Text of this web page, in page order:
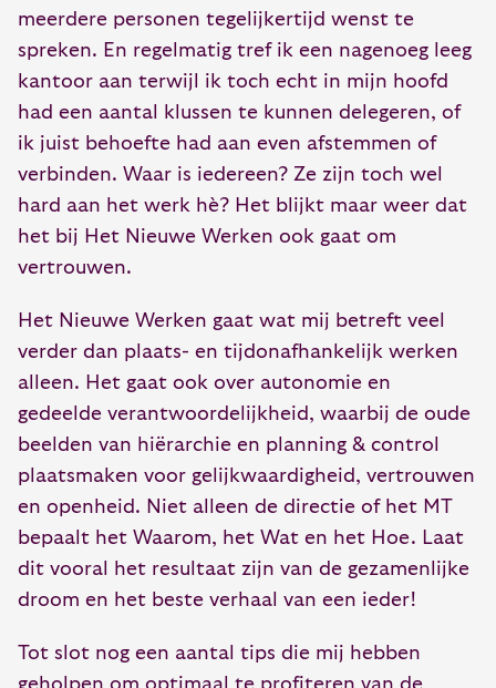
meerdere personen tegelijkertijd wenst te
spreken. En regelmatig tref ik een nagenoeg leeg
kantoor aan terwijl ik toch echt in mijn hoofd
had een aantal klussen te kunnen delegeren, of
ik juist behoefte had aan even afstemmen of
verbinden. Waar is iedereen? Ze zijn toch wel
hard aan het werk hè? Het blijkt maar weer dat
het bij Het Nieuwe Werken ook gaat om
vertrouwen.
Het Nieuwe Werken gaat wat mij betreft veel
verder dan plaats- en tijdonafhankelijk werken
alleen. Het gaat ook over autonomie en
gedeelde verantwoordelijkheid, waarbij de oude
beelden van hiërarchie en planning & control
plaatsmaken voor gelijkwaardigheid, vertrouwen
en openheid. Niet alleen de directie of het MT
bepaalt het Waarom, het Wat en het Hoe. Laat
dit vooral het resultaat zijn van de gezamenlijke
droom en het beste verhaal van een ieder!
Tot slot nog een aantal tips die mij hebben